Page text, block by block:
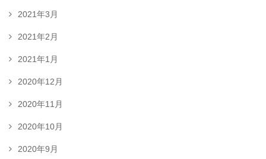
2021年3月
2021年2月
2021年1月
2020年12月
2020年11月
2020年10月
2020年9月